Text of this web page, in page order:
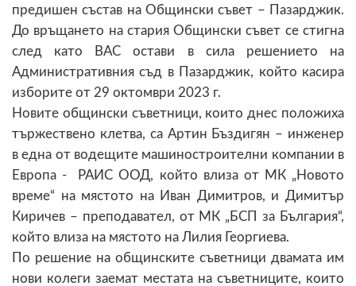
предишен състав на Общински съвет – Пазарджик.
До връщането на стария Общински съвет се стигна
след като ВАС остави в сила решението на
Административния съд в Пазарджик, който касира
изборите от 29 октомври 2023 г.
Новите общински съветници, които днес положиха
тържествено клетва, са Артин Бъздигян – инженер
в една от водещите машиностроителни компании в
Европа - РАИС ООД, който влиза от МК „Новото
време“ на мястото на Иван Димитров, и Димитър
Киричев – преподавател, от МК „БСП за България“,
който влиза на мястото на Лилия Георгиева.
По решение на общинските съветници двамата им
нови колеги заемат местата на съветниците, които